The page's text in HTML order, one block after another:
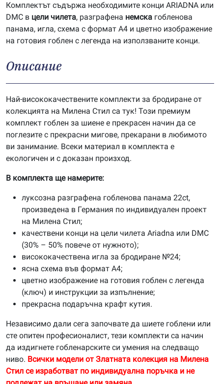
Комплектът съдържа необходимите конци ARIADNA или
DMC в цели чилета, разграфена немска гобленова
панама, игла, схема с формат А4 и цветно изображение
на готовия гоблен с легенда на използваните конци.
Описание
Най-висококачествените комплекти за бродиране от
колекцията на Милена Стил са тук! Този премиум
комплект гоблен за шиене е прекрасен начин да се
поглезите с прекрасни мигове, прекарани в любимото
ви занимание. Всеки материал в комплекта е
екологичен и с доказан произход.
В комплекта ще намерите:
луксозна разграфена гобленова панама 22ct,
произведена в Германия по индивидуален проект
на Милена Стил;
качествени конци на цели чилета Ariadna или DMC
(30% – 50% повече от нужното);
висококачествена игла за бродиране №24;
ясна схема във формат А4;
цветно изображение на готовия гоблен с легенда
(ключ) и инструкции за изпълнение;
прекрасна подаръчна крафт кутия.
Независимо дали сега започвате да шиете гоблени или
сте опитен професионалист, тези комплекти са начин
да издигнете гобленарските си умения на следващо
ниво. Всички модели от Златната колекция на Милена
Стил се изработват по индивидуална поръчка и не